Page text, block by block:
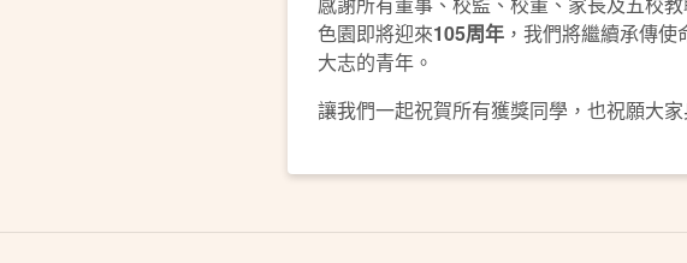
色園即將迎來105周年 ，我們將繼續承傳
大志的青年。
讓我們一起祝賀所有獲獎同學，也祝願大家